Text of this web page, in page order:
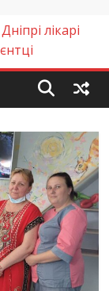
лікарі